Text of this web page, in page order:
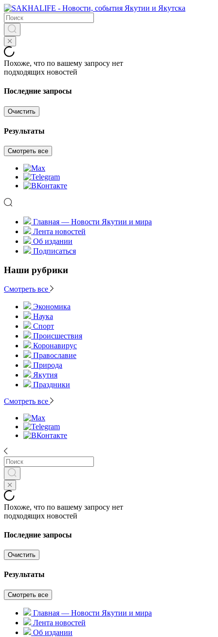
Похоже, что по вашему запросу нет
подходящих новостей
Последние запросы
Очистить
Результаты
Смотреть все
Главная — Новости Якутии и мира
Лента новостей
Об издании
Подписаться
Наши рубрики
Смотреть все
Экономика
Наука
Спорт
Происшествия
Коронавирус
Православие
Природа
Якутия
Праздники
Смотреть все
Похоже, что по вашему запросу нет
подходящих новостей
Последние запросы
Очистить
Результаты
Смотреть все
Главная — Новости Якутии и мира
Лента новостей
Об издании